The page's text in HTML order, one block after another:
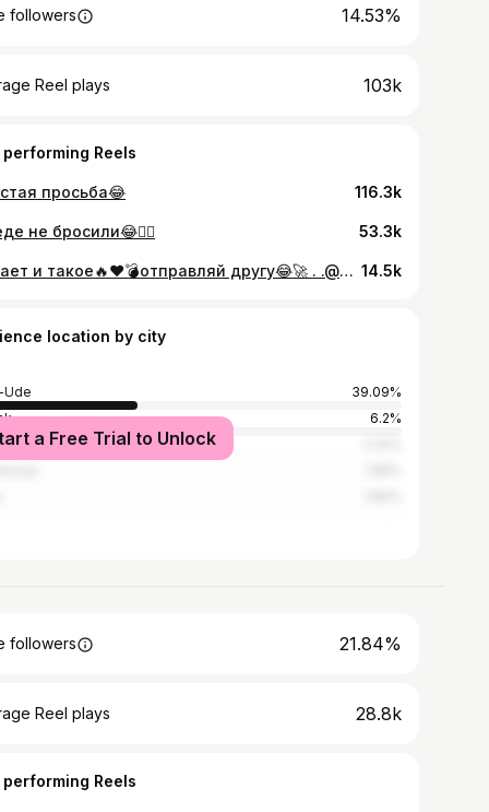
followers 14.53%
Reel plays 103k
performing Reels
просьба😂 116.3k
не бросили😂✊🏻 53.3k
Бывает и такое🔥❤️💣отправляй другу😂🚀 . .@aya_namzhilova отшила знатно😅 . #видео #девушка #подкат #отшила #музыка #смех 14.5k
location by city
Ude
39.09%
6.2%
a Free Trial to Unlock
followers 21.84%
Reel plays 28.8k
performing Reels